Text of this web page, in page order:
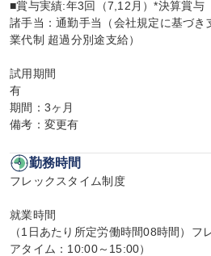
■賞与実績:年3回（7,12月）*決算賞与
諸手当：通勤手当（会社規定に基づ
業代制 超過分別途支給）
試用期間
有
期間：3ヶ月
備考：変更有
勤務時間
フレックスタイム制度
就業時間
（1日あたり所定労働時間08時間）フ
アタイム：10:00～15:00）